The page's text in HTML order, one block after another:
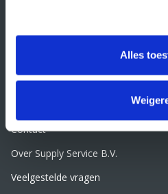
Alles
+31 33 468 13 42
KvK nummer: 66384737
BTW nummer: NL856526605B01
Contact
Over Supply Service B.V.
Veelgestelde vragen